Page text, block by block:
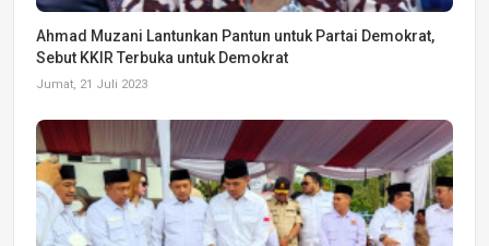
Ahmad Muzani Lantunkan Pantun untuk Partai Demokrat,
Sebut KKIR Terbuka untuk Demokrat
Jumat, 21 Juli 2023